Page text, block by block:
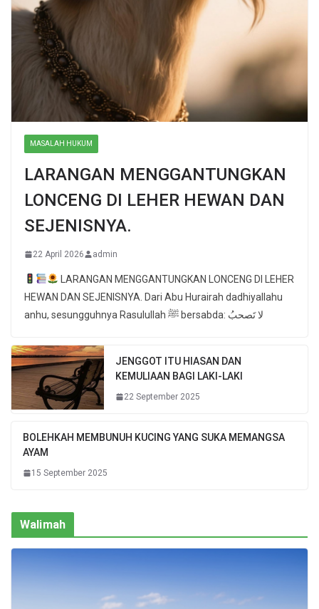
MASALAH HUKUM
LARANGAN MENGGANTUNGKAN
LONCENG DI LEHER HEWAN DAN
SEJENISNYA.
22 April 2026 admin
LARANGAN MENGGANTUNGKAN LONCENG DI LEHER
HEWAN DAN SEJENISNYA. Dari Abu Hurairah dadhiyallahu
anhu, sesungguhnya Rasulullah ﷺ bersabda: لا تَصحبُ
JENGGOT ITU HIASAN DAN
KEMULIAAN BAGI LAKI-LAKI
22 September 2025
BOLEHKAH MEMBUNUH KUCING YANG SUKA MEMANGSA
AYAM
15 September 2025
Walimah